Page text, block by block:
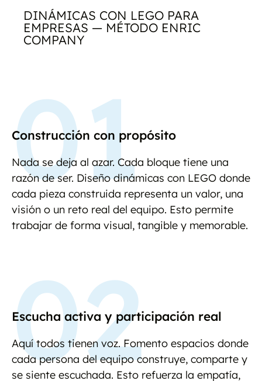
DINÁMICAS CON LEGO PARA
EMPRESAS — MÉTODO ENRIC
COMPANY
01
Construcción con propósito
Nada se deja al azar. Cada bloque tiene una
razón de ser. Diseño dinámicas con LEGO donde
cada pieza construida representa un valor, una
visión o un reto real del equipo. Esto permite
trabajar de forma visual, tangible y memorable.
02
Escucha activa y participación real
Aquí todos tienen voz. Fomento espacios donde
cada persona del equipo construye, comparte y
se siente escuchada. Esto refuerza la empatía,